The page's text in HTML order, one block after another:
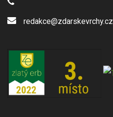
redakce@zdarskevrchy.cz